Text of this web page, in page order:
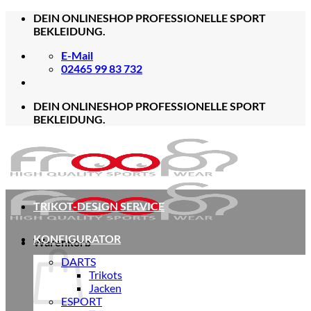
Zum
DEIN ONLINESHOP PROFESSIONELLE SPORT
BEKLEIDUNG.
E-Mail
02465 99 83 732
DEIN ONLINESHOP PROFESSIONELLE SPORT
BEKLEIDUNG.
Warenkorb
TRIKOT-DESIGN SERVICE
KONFIGURATOR
DARTS
Trikots
Jacken
ESPORT